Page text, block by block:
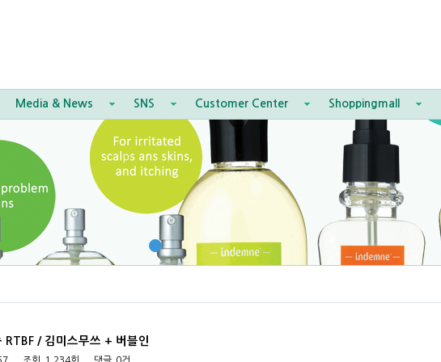
Media & News SNS Customer Center Shoppingmall
RTBF / 김미스무쓰 + 버블인